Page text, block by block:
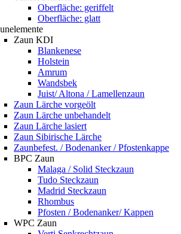
Oberfläche: geriffelt
Oberfläche: glatt
Zaun KDI
Blankenese
Holstein
Amrum
Wandsbek
Juist/ Altona / Lamellenzaun
Zaun Lärche vorgeölt
Zaun Lärche unbehandelt
Zaun Lärche lasiert
Zaun Sibirische Lärche
Zaunbefest. / Bodenanker / Pfostenkappe
BPC Zaun
Malaga / Solid Steckzaun
Tudo Steckzaun
Madrid Steckzaun
Rhombus
Pfosten / Bodenanker/ Kappen
WPC Zaun